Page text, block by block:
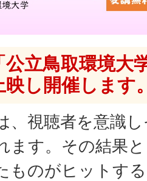
立鳥取環境大
映し開催します
、視聴者を意識
ます。その結果
ものがヒットす